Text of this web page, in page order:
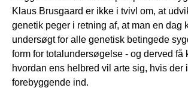
Klaus Brusgaard er ikke i tvivl om, at
genetik peger i retning af, at man en dag
undersøgt for alle genetisk betingede
form for totalundersøgelse - og derved få
hvordan ens helbred vil arte sig, hvis der
forebyggende ind.